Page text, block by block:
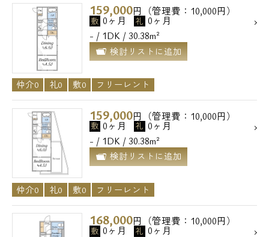
159,000円（管理費：10,000円）
敷 0ヶ月 礼 0ヶ月
- / 1DK / 30.38m²
検討リストに追加
仲介0 礼0 敷0 フリーレント
159,000円（管理費：10,000円）
敷 0ヶ月 礼 0ヶ月
- / 1DK / 30.38m²
検討リストに追加
仲介0 礼0 敷0 フリーレント
168,000円（管理費：10,000円）
敷 0ヶ月 礼 0ヶ月